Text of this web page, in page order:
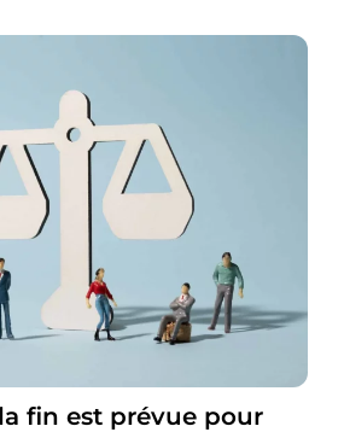
fin est prévue pour